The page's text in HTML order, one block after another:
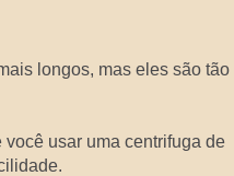
longos, mas eles são tão
usar uma centrifuga de